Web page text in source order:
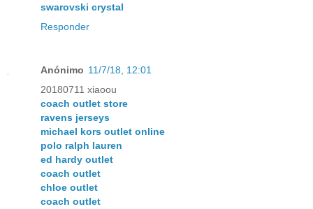
swarovski crystal
Responder
Anónimo 11/7/18, 12:01
20180711 xiaoou
coach outlet store
ravens jerseys
michael kors outlet online
polo ralph lauren
ed hardy outlet
coach outlet
chloe outlet
coach outlet